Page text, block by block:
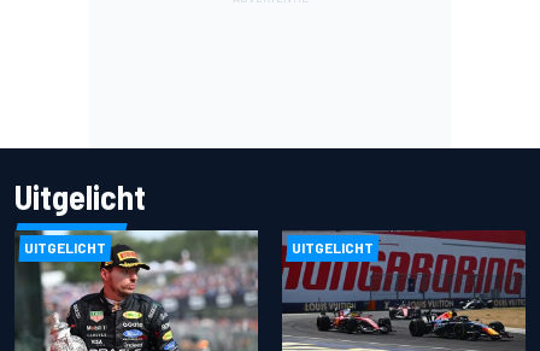
Uitgelicht
UITGELICHT UITGELICHT